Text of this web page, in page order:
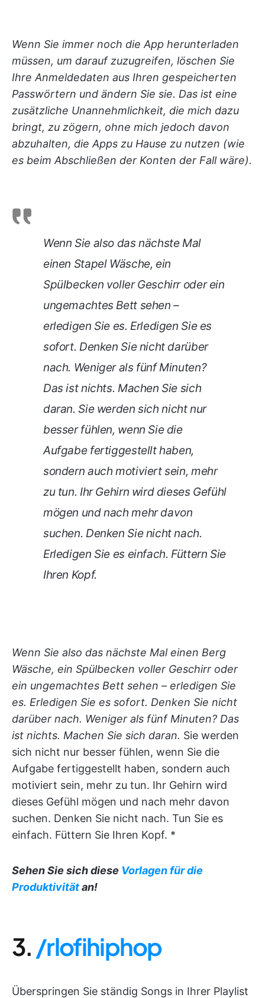
Wenn Sie immer noch die App herunterladen
müssen, um darauf zuzugreifen, löschen Sie
Ihre Anmeldedaten aus Ihren gespeicherten
Passwörtern und ändern Sie sie. Das ist eine
zusätzliche Unannehmlichkeit, die mich dazu
bringt, zu zögern, ohne mich jedoch davon
abzuhalten, die Apps zu Hause zu nutzen (wie
es beim Abschließen der Konten der Fall wäre).
Wenn Sie also das nächste Mal
einen Stapel Wäsche, ein
Spülbecken voller Geschirr oder ein
ungemachtes Bett sehen –
erledigen Sie es. Erledigen Sie es
sofort. Denken Sie nicht darüber
nach. Weniger als fünf Minuten?
Das ist nichts. Machen Sie sich
daran. Sie werden sich nicht nur
besser fühlen, wenn Sie die
Aufgabe fertiggestellt haben,
sondern auch motiviert sein, mehr
zu tun. Ihr Gehirn wird dieses Gefühl
mögen und nach mehr davon
suchen. Denken Sie nicht nach.
Erledigen Sie es einfach. Füttern Sie
Ihren Kopf.
Wenn Sie also das nächste Mal einen Berg
Wäsche, ein Spülbecken voller Geschirr oder
ein ungemachtes Bett sehen – erledigen Sie
es. Erledigen Sie es sofort. Denken Sie nicht
darüber nach. Weniger als fünf Minuten? Das
ist nichts. Machen Sie sich daran. Sie werden
sich nicht nur besser fühlen, wenn Sie die
Aufgabe fertiggestellt haben, sondern auch
motiviert sein, mehr zu tun. Ihr Gehirn wird
dieses Gefühl mögen und nach mehr davon
suchen. Denken Sie nicht nach. Tun Sie es
einfach. Füttern Sie Ihren Kopf. *
Sehen Sie sich diese Vorlagen für die
Produktivitätan!
3. /rlofihiphop
Überspringen Sie ständig Songs in Ihrer Playlist